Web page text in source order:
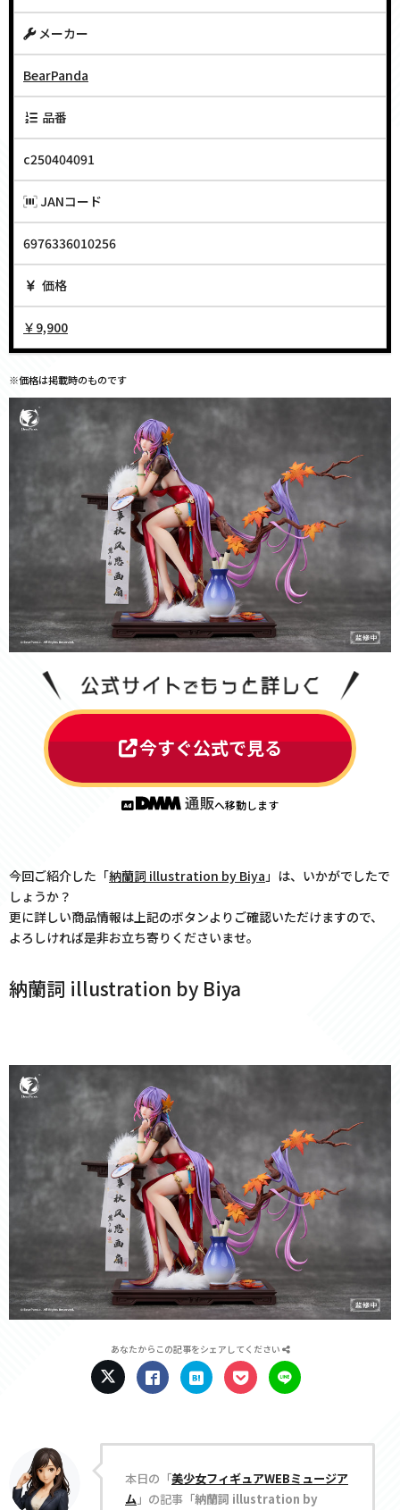
メーカー
BearPanda
品番
c250404091
JANコード
6976336010256
価格
￥9,900
※価格は掲載時のものです
今すぐ公式で見る
へ移動します
今回ご紹介した「納蘭詞 illustration by Biya」は、いかがでしたで
しょうか？
更に詳しい商品情報は上記のボタンよりご確認いただけますので、
よろしければ是非お立ち寄りくださいませ。
納蘭詞 illustration by Biya
あなたからこの記事をシェアしてください
本日の「美少女フィギュアWEBミュージア
ム」の記事「納蘭詞 illustration by